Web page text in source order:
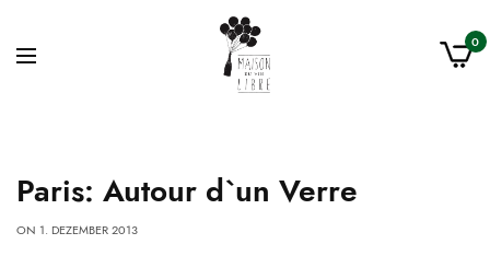
0
Paris: Autour d`un Verre
ON 1. DEZEMBER 2013